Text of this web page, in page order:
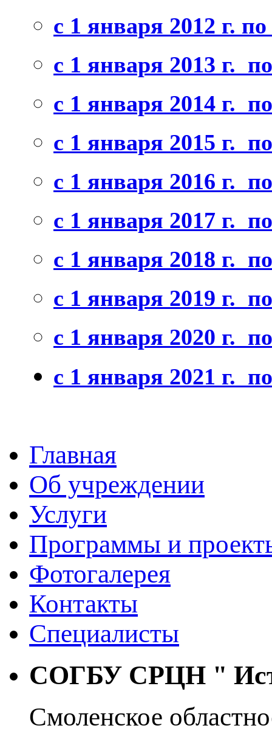
с 1 января 2012 г.
с 1 января 2013 г.
c 1 января 2014 г.
c 1 января 2015 г.
c 1 января 2016 г.
c 1 января 2017 г.
c 1 января 2018 г.
с 1 января 2019 г.
с 1 января 2020 г.
с 1 января 2021 г.
Главная
Об учреждении
Услуги
Программы и
Фотогалерея
Контакты
Специалисты
СОГБУ СРЦН "
Смоленское